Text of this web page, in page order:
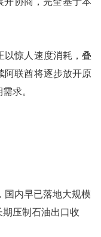
惊人速度消耗，叠
阿联酋将逐步放开原
求。
内早已落地大规模
压制石油出口收